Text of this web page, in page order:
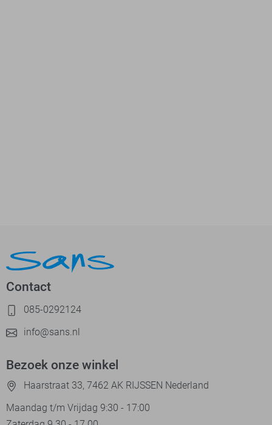
Contact
085-0292124
info@sans.nl
Bezoek onze winkel
Haarstraat 33, 7462 AK RIJSSEN Nederland
Maandag t/m Vrijdag 9:30 - 17:00